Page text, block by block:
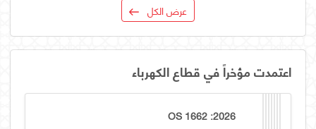
عرض الكل
اعتمدت مؤخراً في قطاع الكهرباء
OS 1662 :2026